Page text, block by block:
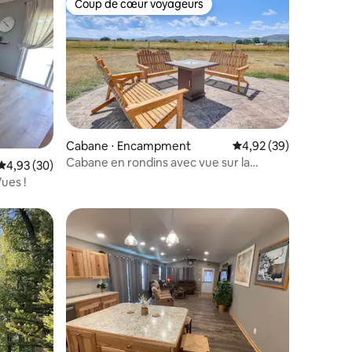
: 4,77 sur 5
moyenne sur la base de 30 commentaires : 4,93 sur 5
4,93 (30)
!
Coup de cœur voyageurs
Coup de cœur voyageurs
Cabane ⋅ Encampment Évaluation moyenne
4,92 (39)
Cabane en rondins avec vue sur la
: 4,94 sur 5